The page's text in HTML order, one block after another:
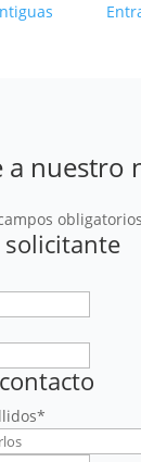
a nuestro
obligatorios
solicitante
*